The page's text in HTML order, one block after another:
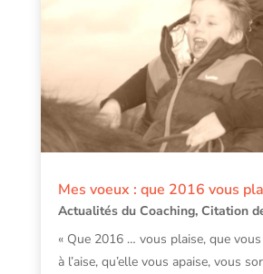
Mes voeux : que 2016 vous
Actualités du Coaching, Citation
« Que 2016 … vous plaise, que
à l’aise, qu’elle vous apaise, vous